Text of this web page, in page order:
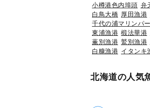
小樽港色内埠頭 弁
白鳥大橋 厚田漁港
千代の浦マリンパ
東浦漁港 椴法華港
薫別漁港 鷲別漁港
白糠漁港 イタンキ
北海道の人気